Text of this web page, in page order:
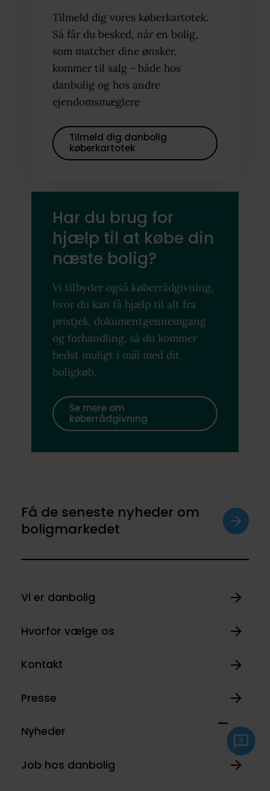
Tilmeld dig vores køberkartotek.
Så får du besked, når en bolig,
som matcher dine ønsker,
kommer til salg - både hos
danbolig og hos andre
ejendomsmæglere
Tilmeld dig danbolig
køberkartotek
Har du brug for
hjælp til at købe din
næste bolig?
Vi tilbyder også køberrådgivning,
hvor du kan få hjælp til alt fra
pristjek, dokumentgennemgang
og forhandling, så du kommer
bedst muligt i mål med dit
boligkøb.
Se mere om
køberrådgivning
Få de seneste nyheder om
boligmarkedet
Vi er danbolig
Hvorfor vælge os
Kontakt
Presse
Nyheder
Job hos danbolig